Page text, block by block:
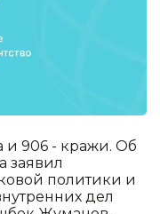
и 906 - кражи. Об
заявил
политики и
дел